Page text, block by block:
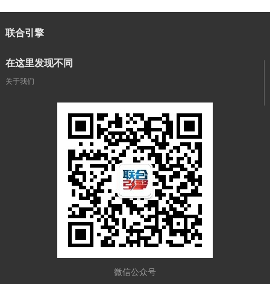
联合引擎
在这里发现不同
关于我们
微信公众号